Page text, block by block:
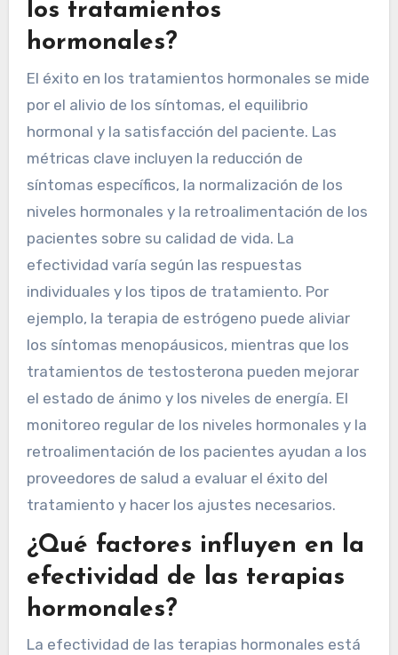
los tratamientos
hormonales?
El éxito en los tratamientos hormonales se mide
por el alivio de los síntomas, el equilibrio
hormonal y la satisfacción del paciente. Las
métricas clave incluyen la reducción de
síntomas específicos, la normalización de los
niveles hormonales y la retroalimentación de los
pacientes sobre su calidad de vida. La
efectividad varía según las respuestas
individuales y los tipos de tratamiento. Por
ejemplo, la terapia de estrógeno puede aliviar
los síntomas menopáusicos, mientras que los
tratamientos de testosterona pueden mejorar
el estado de ánimo y los niveles de energía. El
monitoreo regular de los niveles hormonales y la
retroalimentación de los pacientes ayudan a los
proveedores de salud a evaluar el éxito del
tratamiento y hacer los ajustes necesarios.
¿Qué factores influyen en la
efectividad de las terapias
hormonales?
La efectividad de las terapias hormonales está